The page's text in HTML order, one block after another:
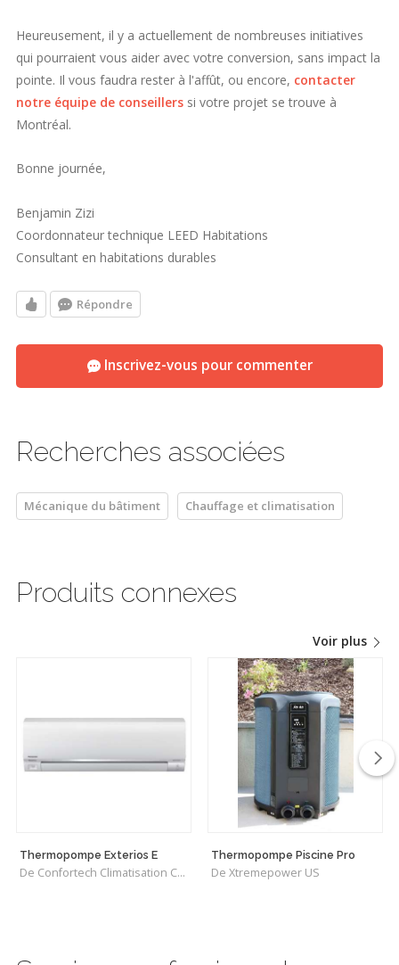
Heureusement, il y a actuellement de nombreuses initiatives
qui pourraient vous aider avec votre conversion, sans impact la
pointe. Il vous faudra rester à l'affût, ou encore, contacter
notre équipe de conseillers si votre projet se trouve à
Montréal.
Bonne journée,
Benjamin Zizi
Coordonnateur technique LEED Habitations
Consultant en habitations durables
Répondre
Inscrivez-vous pour commenter
Recherches associées
Mécanique du bâtiment Chauffage et climatisation
Produits connexes
Voir plus
Thermopompe Exterios E
De Confortech Climatisation Chauffage
Thermopompe Piscine Pro
De Xtremepower US